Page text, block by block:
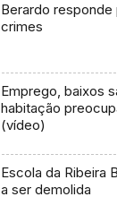
Berardo
crimes
Emprego, baixos
habitação
(vídeo)
Escola da Ribeira
a ser demolida